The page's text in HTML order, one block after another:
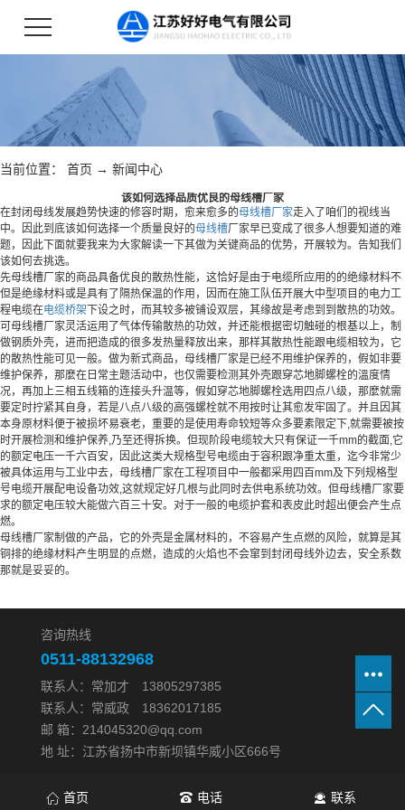
当前位置： 首页 → 新闻中心
该如何选择品质优良的母线槽厂家
在封闭母线发展趋势快速的修容时期，愈来愈多的母线槽厂家走入了咱们的视线当
中。因此到底该如何选择一个质量良好的母线槽厂家早已变成了很多人想要知道的难
题，因此下面就要我来为大家解读一下其做为关键商品的优势，开展较为。告知我们
该如何去挑选。
先母线槽厂家的商品具备优良的散热性能，这恰好是由于电缆所应用的的绝缘材料不
但是绝缘材料或是具有了隔热保温的作用，因而在施工队伍开展大中型项目的电力工
程电缆在电缆桥架 下设之时，而其较多被铺设双层，其缘故是考虑到到散热的功效。
可母线槽厂家灵活运用了气体传输散热的功效，并还能根据密切触碰的根基以上，制
做钢质外壳，进而把造成的很多发热量释放出来，那样其散热性能跟电缆相较为，它
的散热性能可见一般。做为新式商品，母线槽厂家是已经不用维护保养的，假如非要
维护保养，那麼在日常主题活动中，也仅需要检测其外壳跟穿芯地脚螺栓的溫度情
况，再加上三相五线箱的连接头升温等，假如穿芯地脚螺栓选用四点八级，那麼就需
要定时拧紧其自身，若是八点八级的高强螺栓就不用按时让其愈发牢固了。并且因其
本身原材料便于被损坏易衰老，重要的是使用寿命较短等众多要素限定下,就需要被按
时开展检测和维护保养,乃至还得拆换。但现阶段电缆较大只有保证一千mm的截面,它
的额定电压一千六百安，因此这类大规格型号电缆由于容积跟净重太重，迄今非常少
被具体运用与工业中去，母线槽厂家在工程项目中一般都采用四百mm及下列规格型
号电缆开展配电设备功效,这就规定好几根与此同时去供电系统功效。但母线槽厂家要
求的额定电压较大能做六百三十安。对于一般的电缆护套和表皮此时超出便会产生点
燃。
母线槽厂家制做的产品，它的外壳是金属材料的，不容易产生点燃的风险，就算是其
铜排的绝缘材料产生明显的点燃，造成的火焰也不会窜到封闭母线外边去，安全系数
那就是妥妥的。
咨询热线
0511-88132968
联系人：常加才 13805297385
联系人：常威政 18362017185
邮 箱：214045320@qq.com
地 址：江苏省扬中市新坝镇华威小区666号
首页 电话 联系